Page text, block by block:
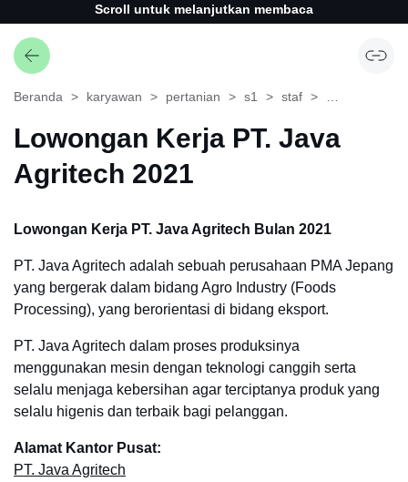
Scroll untuk melanjutkan membaca
Beranda karyawan pertanian s1 staf
Lowongan Kerja PT. Java
Agritech 2021
Lowongan Kerja PT. Java Agritech Bulan 2021
PT. Java Agritech adalah sebuah perusahaan PMA Jepang
yang bergerak dalam bidang Agro Industry (Foods
Processing), yang berorientasi di bidang eksport.
PT. Java Agritech dalam proses produksinya
menggunakan mesin dengan teknologi canggih serta
selalu menjaga kebersihan agar terciptanya produk yang
selalu higenis dan terbaik bagi pelanggan.
Alamat Kantor Pusat:
PT. Java Agritech